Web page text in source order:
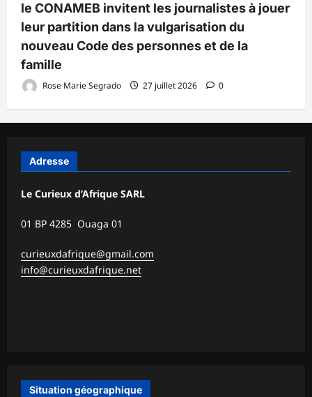
le CONAMEB invitent les journalistes à jouer
leur partition dans la vulgarisation du
nouveau Code des personnes et de la
famille
Rose Marie Segrado 27 juillet 2026 0
Adresse
Le Curieux d’Afrique SARL
01 BP 4285 Ouaga 01
curieuxdafrique@gmail.com
info@curieuxdafrique.net
Situation géographique